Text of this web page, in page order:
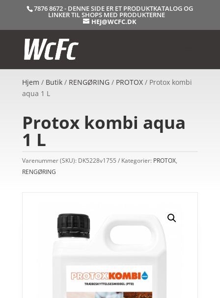
7876 8672 - DENNE SIDE ER ET PRODUKTKATALOG OG
LINKER TIL SHOPS MED PRODUKTERNE
HEJ@WCFC.DK
Hjem / Butik/ RENGØRING/ PROTOX/ Protox kombi
aqua 1 L
Protox kombi aqua
1 L
Varenummer (SKU): DK5228v1755 Kategorier: PROTOX,
RENGØRING